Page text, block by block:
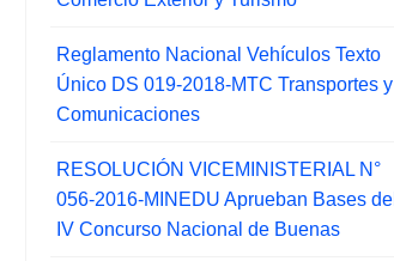
Reglamento Nacional Vehículos Texto
Único DS 019-2018-MTC Transportes y
Comunicaciones
RESOLUCIÓN VICEMINISTERIAL N°
056-2016-MINEDU Aprueban Bases del
IV Concurso Nacional de Buenas